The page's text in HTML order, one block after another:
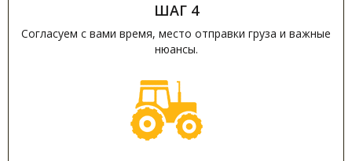
ШАГ 4
Согласуем с вами время, место отправки груза и важные
нюансы.